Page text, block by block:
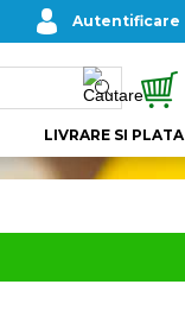
Autentificare
LIVRARE SI PLATA